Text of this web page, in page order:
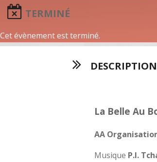
TERMINÉ
Cet évènement est terminé.
DESCRIPTION
La Belle Au
AA
Musique P.I.